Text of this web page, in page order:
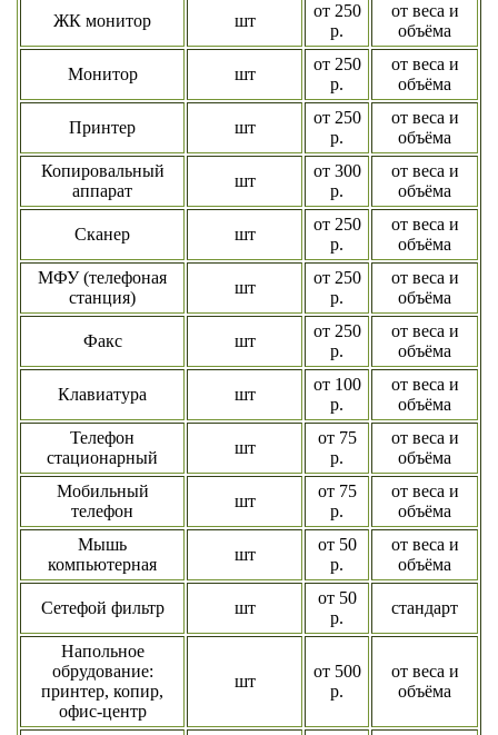
ЖК монитор шт
от 250
р.
от веса и
объёма
Монитор шт
от 250
р.
от веса и
объёма
Принтер шт
от 250
р.
от веса и
объёма
Копировальный
аппарат
шт
от 300
р.
от веса и
объёма
Сканер шт
от 250
р.
от веса и
объёма
МФУ (телефоная
станция)
шт
от 250
р.
от веса и
объёма
Факс шт
от 250
р.
от веса и
объёма
Клавиатура шт
от 100
р.
от веса и
объёма
Телефон
стационарный
шт
от 75
р.
от веса и
объёма
Мобильный
телефон
шт
от 75
р.
от веса и
объёма
Мышь
компьютерная
шт
от 50
р.
от веса и
объёма
Сетефой фильтр шт
от 50
р.
стандарт
Напольное
обрудование:
принтер, копир,
офис-центр
шт
от 500
р.
от веса и
объёма